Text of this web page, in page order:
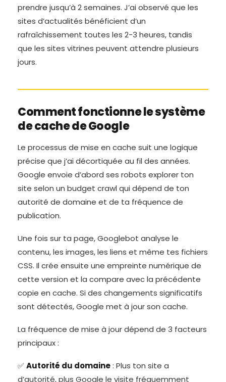
prendre jusqu’à 2 semaines. J’ai observé que les
sites d’actualités bénéficient d’un
rafraîchissement toutes les 2-3 heures, tandis
que les sites vitrines peuvent attendre plusieurs
jours.
Comment fonctionne le système
de cache de Google
Le processus de mise en cache suit une logique
précise que j’ai décortiquée au fil des années.
Google envoie d’abord ses robots explorer ton
site selon un budget crawl qui dépend de ton
autorité de domaine et de ta fréquence de
publication.
Une fois sur ta page, Googlebot analyse le
contenu, les images, les liens et même tes fichiers
CSS. Il crée ensuite une empreinte numérique de
cette version et la compare avec la précédente
copie en cache. Si des changements significatifs
sont détectés, Google met à jour son cache.
La fréquence de mise à jour dépend de 3 facteurs
principaux :
✅Autorité du domaine: Plus ton site a
d’autorité, plus Google le visite fréquemment